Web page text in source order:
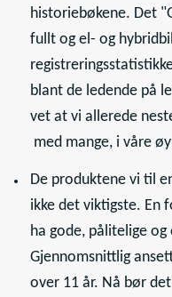
historiebøkene. Det
fullt og el- og
blant de ledende på
vet at vi allerede
med mange, i våre
De produktene vi til
ikke det viktigste. En
ha gode, pålitelige
Gjennomsnittlig
over 11 år. Nå bør